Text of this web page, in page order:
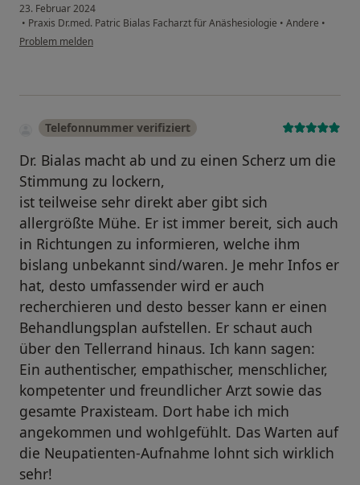
23. Februar 2024
• Praxis Dr.med. Patric Bialas Facharzt für Anäshesiologie • Andere •
Problem melden
Telefonnummer verifiziert
Dr. Bialas macht ab und zu einen Scherz um die
Stimmung zu lockern,
ist teilweise sehr direkt aber gibt sich
allergrößte Mühe. Er ist immer bereit, sich auch
in Richtungen zu informieren, welche ihm
bislang unbekannt sind/waren. Je mehr Infos er
hat, desto umfassender wird er auch
recherchieren und desto besser kann er einen
Behandlungsplan aufstellen. Er schaut auch
über den Tellerrand hinaus. Ich kann sagen:
Ein authentischer, empathischer, menschlicher,
kompetenter und freundlicher Arzt sowie das
gesamte Praxisteam. Dort habe ich mich
angekommen und wohlgefühlt. Das Warten auf
die Neupatienten-Aufnahme lohnt sich wirklich
sehr!